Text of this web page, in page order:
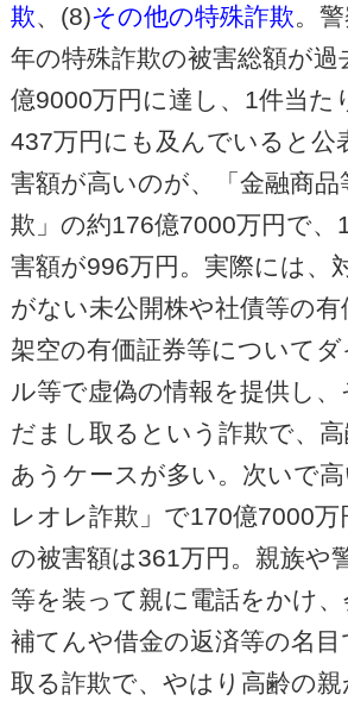
欺、(8)その他の特殊詐欺。
年の特殊詐欺の被害総額が過
億9000万円に達し、1件当た
437万円にも及んでいると公
害額が高いのが、「金融商品
欺」の約176億7000万円で、
害額が996万円。実際には、
がない未公開株や社債等の有
架空の有価証券等について
ル等で虚偽の情報を提供し
だまし取るという詐欺で、
あうケースが多い。次いで
レオレ詐欺」で170億7000万
の被害額は361万円。親族や
等を装って親に電話をかけ
補てんや借金の返済等の名
取る詐欺で、やはり高齢の親